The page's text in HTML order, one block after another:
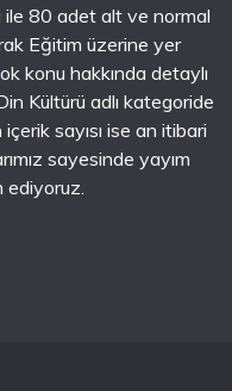
ile 80 adet alt ve normal
Eğitim üzerine yer
konu hakkında detaylı
Kültürü adlı kategoride
sayısı ise an itibari
sayesinde yayım
ediyoruz.